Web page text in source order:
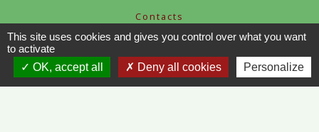
Contacts
Commune de Vinzelles
71680 Vinzelles - FRANCE
+33 3 85 35 61 19
This site uses cookies and gives you control over what you want
to activate
OK, accept all
Deny all cookies Personalize